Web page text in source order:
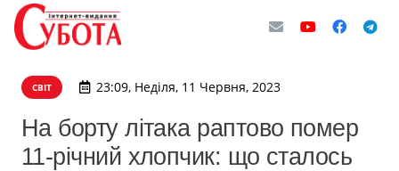
СВІТ 23:09, Неділя, 11 Червня, 2023
На борту літака раптово помер
11-річний хлопчик: що сталось